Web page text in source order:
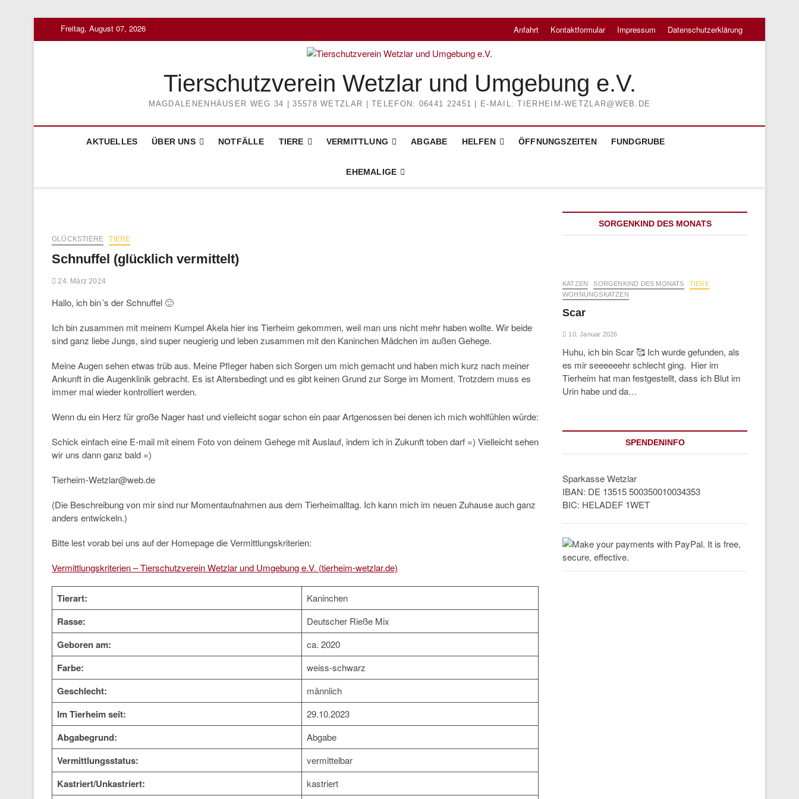
Freitag, August 07, 2026 Anfahrt Kontaktformular Impressum Datenschutzerklärung
Tierschutzverein Wetzlar und Umgebung e.V.
MAGDALENENHÄUSER WEG 34 | 35578 WETZLAR | TELEFON: 06441 22451 | E-MAIL: TIERHEIM-WETZLAR@WEB.DE
AKTUELLES ÜBER UNS NOTFÄLLE TIERE VERMITTLUNG ABGABE HELFEN ÖFFNUNGSZEITEN FUNDGRUBE
EHEMALIGE
GLÜCKSTIERE TIERE
Schnuffel (glücklich vermittelt)
24. März 2024
Hallo, ich bin´s der Schnuffel 🙂
Ich bin zusammen mit meinem Kumpel Akela hier ins Tierheim gekommen, weil man uns nicht mehr haben wollte. Wir beide
sind ganz liebe Jungs, sind super neugierig und leben zusammen mit den Kaninchen Mädchen im außen Gehege.
Meine Augen sehen etwas trüb aus. Meine Pfleger haben sich Sorgen um mich gemacht und haben mich kurz nach meiner
Ankunft in die Augenklinik gebracht. Es ist Altersbedingt und es gibt keinen Grund zur Sorge im Moment. Trotzdem muss es
immer mal wieder kontrolliert werden.
Wenn du ein Herz für große Nager hast und vielleicht sogar schon ein paar Artgenossen bei denen ich mich wohlfühlen würde:
Schick einfach eine E-mail mit einem Foto von deinem Gehege mit Auslauf, indem ich in Zukunft toben darf =) Vielleicht sehen
wir uns dann ganz bald =)
Tierheim-Wetzlar@web.de
(Die Beschreibung von mir sind nur Momentaufnahmen aus dem Tierheimalltag. Ich kann mich im neuen Zuhause auch ganz
anders entwickeln.)
Bitte lest vorab bei uns auf der Homepage die Vermittlungskriterien:
Vermittlungskriterien – Tierschutzverein Wetzlar und Umgebung e.V. (tierheim-wetzlar.de)
Tierart: Kaninchen
Rasse: Deutscher Rieße Mix
Geboren am: ca. 2020
Farbe: weiss-schwarz
Geschlecht: männlich
Im Tierheim seit: 29.10.2023
Abgabegrund: Abgabe
Vermittlungsstatus: vermittelbar
Kastriert/Unkastriert: kastriert
SORGENKIND DES MONATS
KATZEN SORGENKIND DES MONATS
TIERE
WOHNUNGSKATZEN
Scar
10. Januar 2026
Huhu, ich bin Scar 🥰 Ich wurde gefunden, als
es mir seeeeeehr schlecht ging. Hier im
Tierheim hat man festgestellt, dass ich Blut im
Urin habe und da…
SPENDENINFO
Sparkasse Wetzlar
IBAN: DE 13515 500350010034353
BIC: HELADEF 1WET